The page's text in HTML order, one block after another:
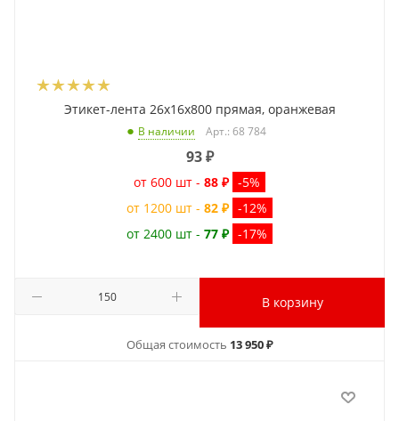
Этикет-лента 26x16x800 прямая, оранжевая
В наличии Арт.: 68 784
93₽
от 600 шт - 88 ₽ -5%
от 1200 шт - 82 ₽ -12%
от 2400 шт - 77 ₽ -17%
В корзину
Общая стоимость 13 950 ₽